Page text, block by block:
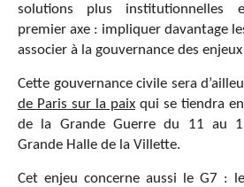
solutions plus institutionnelles
premier axe : impliquer davantage
associer à la gouvernance des
Cette gouvernance civile sera
de Paris sur la paix qui se tiendra
de la Grande Guerre du 11 au
Grande Halle de la Villette.
Cet enjeu concerne aussi le G7 :